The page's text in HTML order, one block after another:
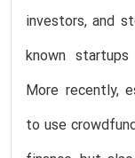
investors, and
known
More recently,
to use